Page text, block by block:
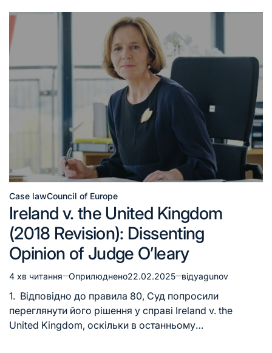
Case lawCouncil of Europe
Ireland v. the United Kingdom
(2018 Revision): Dissenting
Opinion of Judge O’leary
4 хв читання Оприлюднено22.02.2025 відyagunov
1. Відповідно до правила 80, Суд попросили
переглянути його рішення у справі Ireland v. the
United Kingdom, оскільки в останньому…